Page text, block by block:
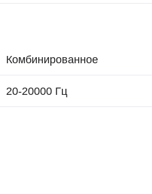
Комбинированное
20-20000 Гц